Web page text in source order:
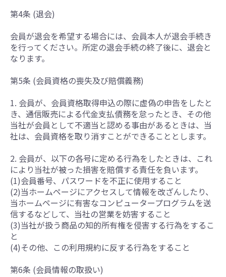
第4条 (退会)
会員が退会を希望する場合には、会員本人が退会手続き
を行ってください。所定の退会手続の終了後に、退会と
なります。
第5条 (会員資格の喪失及び賠償義務)
1. 会員が、会員資格取得申込の際に虚偽の申告をしたと
き、通信販売による代金支払債務を怠ったとき、その他
当社が会員として不適当と認める事由があるときは、当
社は、会員資格を取り消すことができることとします。
2. 会員が、以下の各号に定める行為をしたときは、これ
により当社が被った損害を賠償する責任を負います。
(1)会員番号、パスワードを不正に使用すること
(2)当ホームページにアクセスして情報を改ざんしたり、
当ホームページに有害なコンピュータープログラムを送
信するなどして、当社の営業を妨害すること
(3)当社が扱う商品の知的所有権を侵害する行為をするこ
と
(4)その他、この利用規約に反する行為をすること
第6条 (会員情報の取扱い)